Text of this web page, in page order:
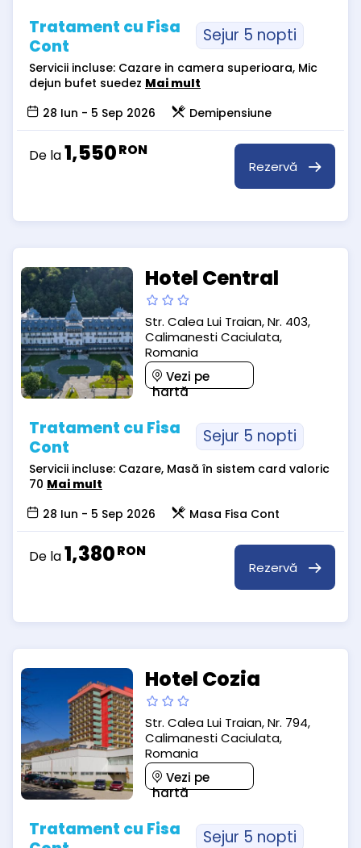
Tratament cu Fisa
Cont
Sejur 5 nopti
Servicii incluse: Cazare in camera superioara, Mic
dejun bufet suedez Mai mult
28 Iun - 5 Sep 2026
Demipensiune
De la1,550RON
Rezervă
Hotel Central
Str. Calea Lui Traian, Nr. 403,
Calimanesti Caciulata,
Romania
Vezi pe
hartă
Tratament cu Fisa
Cont
Sejur 5 nopti
Servicii incluse: Cazare, Masă în sistem card valoric
70 Mai mult
28 Iun - 5 Sep 2026
Masa Fisa Cont
De la1,380RON
Rezervă
Hotel Cozia
Str. Calea Lui Traian, Nr. 794,
Calimanesti Caciulata,
Romania
Vezi pe
hartă
Tratament cu Fisa
Sejur 5 nopti